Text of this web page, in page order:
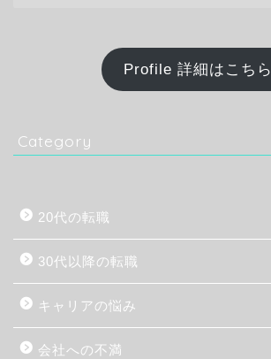
Profile 詳細はこちら
Category
20代の転職
30代以降の転職
キャリアの悩み
会社への不満